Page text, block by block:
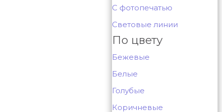
С фотопечатью
Световые линии
По цвету
Бежевые
Белые
Голубые
Коричневые